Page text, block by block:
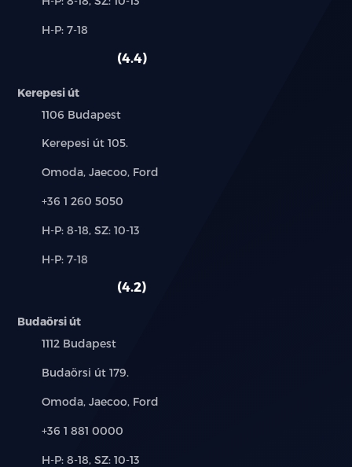
használt
Alkatrész,
H-P: 7-18
4.4
Kerepesi út
Település:
1106 Budapest
Cím:
Kerepesi út 105.
Márkák:
Omoda, Jaecoo, Ford
Telefon:
+36 1 260 5050
Új-
használt
H-P: 8-18, SZ: 10-13
Alkatrész,
H-P: 7-18
4.2
Budaörsi út
Település:
1112 Budapest
Cím:
Budaörsi út 179.
Márkák:
Omoda, Jaecoo, Ford
Telefon:
+36 1 881 0000
Új-
H-P: 8-18, SZ: 10-13